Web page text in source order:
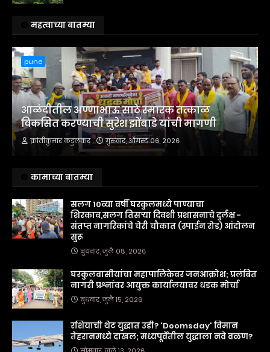
महत्वाच्या बातम्या
pune
आळंदीतील अण्णाभाऊ साठे स्मारक तत्काळ
विकसित करण्याची सुरेश झोंबाडे यांची मागणी
क्रांतीकुमार कडुलकर गुरुवार, ऑगस्ट ०६, २०२६
कामाच्या बातम्या
सलग 10व्या वर्षी घरकुलमध्ये पाण्याचा
शिरकाव,सलग तिसऱ्या दिवशी प्रशासनाचे दुर्लक्ष -
संतप्त नागरिकांचे चेरी चौकात (स्पाईन रोड) आंदोलन
सुरू
बुधवार, जुलै ०८, २०२६
घरकुलवासीयांचा महापालिकेवर जनआक्रोश; प्रलंबित
नागरी प्रश्नांवर आयुक्त कार्यालयावर धडक मोर्चा
बुधवार, जुलै १५, २०२६
रशियाची थेट युद्धात उडी? 'Doomsday' विमान
तेहरानमध्ये दाखल; मध्यपूर्वेतील युद्धाला नवे वळण?